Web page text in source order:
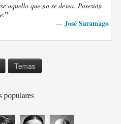
aquello que no se desea. Posesión
”
— José Saramago
Temas
populares